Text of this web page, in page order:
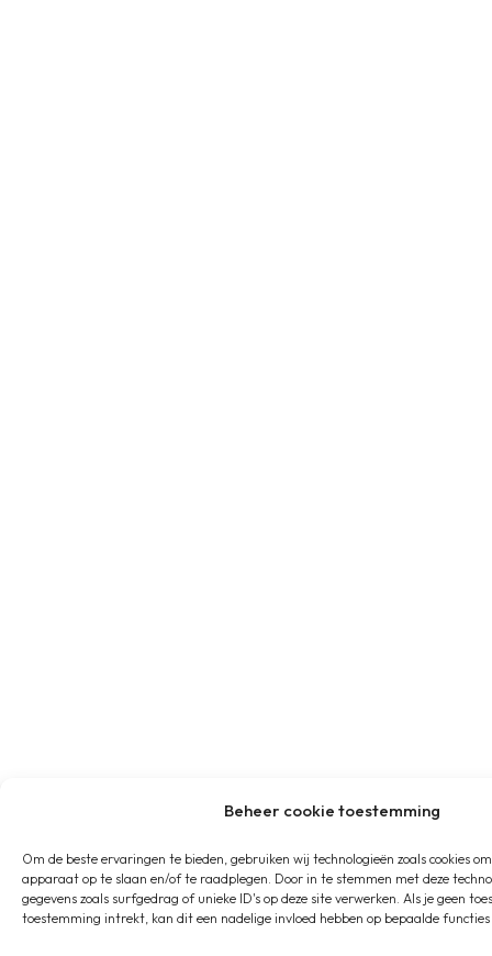
Beheer cookie toestemming
Om de beste ervaringen te bieden, gebruiken wij technologieën zoals cookies
apparaat op te slaan en/of te raadplegen. Door in te stemmen met deze
gegevens zoals surfgedrag of unieke ID's op deze site verwerken. Als je geen
toestemming intrekt, kan dit een nadelige invloed hebben op bepaalde